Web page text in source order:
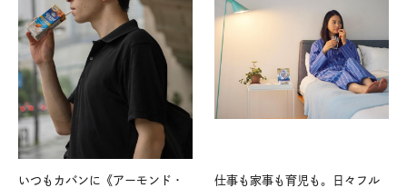
いつもカバンに《アーモンド・
仕事も家事も育児も。日々フル